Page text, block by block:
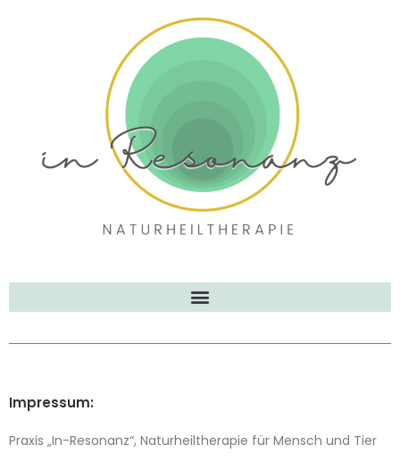
Impressum:
Praxis „In-Resonanz“, Naturheiltherapie für Mensch und Tier